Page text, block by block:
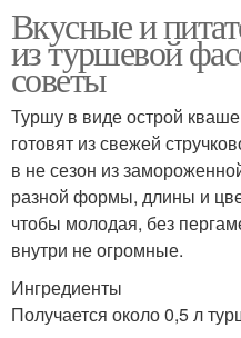
Вкусные и
из туршевой
советы
Туршу в виде острой
готовят из свежей
в не сезон из
разной формы, длины и
чтобы молодая, без
внутри не огромные.
Ингредиенты
Получается около 0,5 л